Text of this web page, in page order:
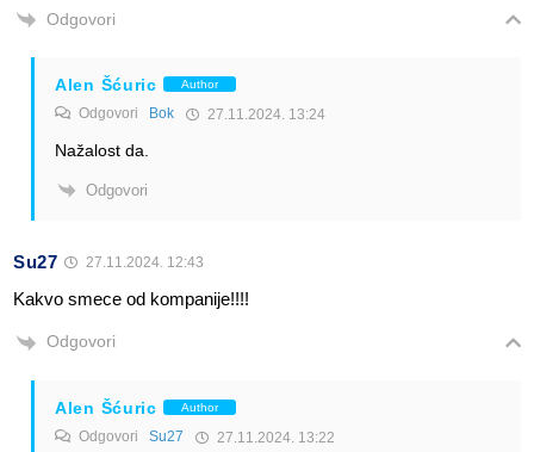
Odgovori
Alen Šćuric Author
Odgovori Bok 27.11.2024. 13:24
Nažalost da.
Odgovori
Su27 27.11.2024. 12:43
Kakvo smece od kompanije!!!!
Odgovori
Alen Šćuric Author
Odgovori Su27 27.11.2024. 13:22